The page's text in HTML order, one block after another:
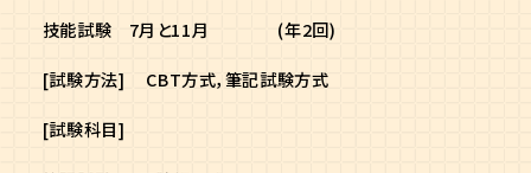
技能試験 7月と11月 (年2回)
[試験方法] CBT方式，筆記試験方式
[試験科目]